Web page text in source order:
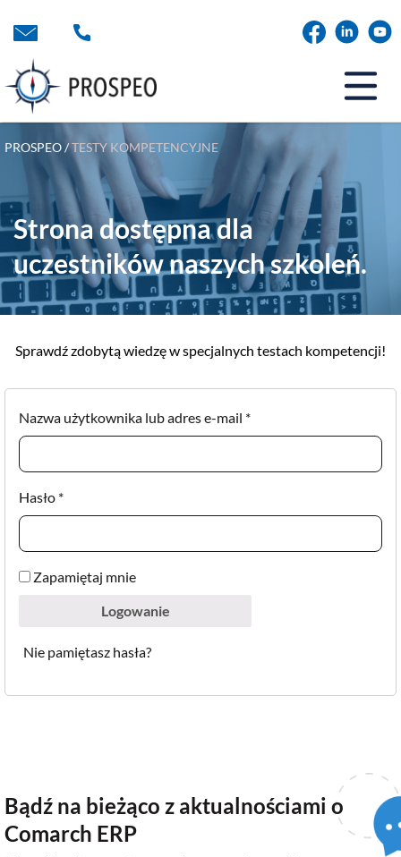
do
PROSPEO/TESTY KOMPETENCYJNE
Strona dostępna dla
uczestników naszych szkoleń.
Sprawdź zdobytą wiedzę w specjalnych testach kompetencji!
Nazwa użytkownika lub adres e-mail *Wymagane
Hasło *Wymagane
Zapamiętaj mnie
Logowanie
Nie pamiętasz hasła?
Bądź na bieżąco z aktualnościami o
Comarch ERP